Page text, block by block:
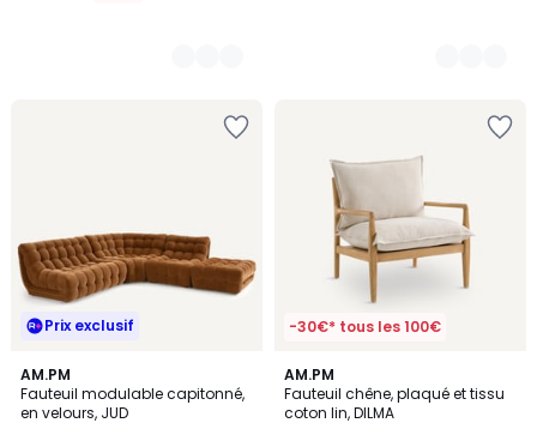
Prix exclusif
AM.PM
Fauteuil modulable capitonné,
en velours, JUD
4
Couleurs
-30€* tous les 100€
AM.PM
Fauteuil chêne, plaqué et tissu
coton lin, DILMA
4,6
/ 5
3
Couleurs